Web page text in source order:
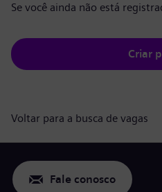
Se você ainda não está
Criar
Voltar para a busca de vagas
Fale conosco